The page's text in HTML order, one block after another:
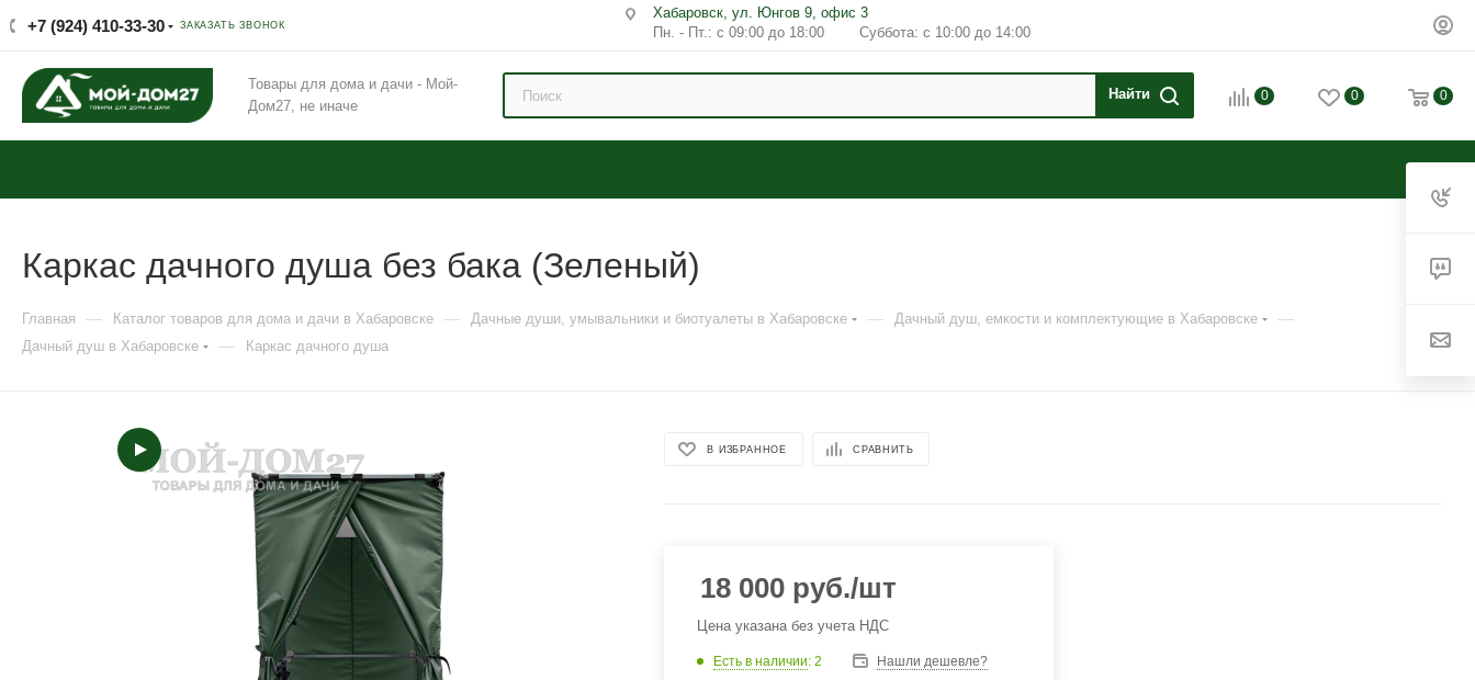
+7 (924) 410-33-30 ЗАКАЗАТЬ ЗВОНОК
Хабаровск, ул. Юнгов 9, офис 3
Пн. - Пт.: с 09:00 до 18:00 Суббота: с 10:00 до 14:00
Товары для дома и дачи - Мой-
Дом27, не иначе
0 0 0
Каркас дачного душа без бака (Зеленый)
Главная — Каталог товаров для дома и дачи в Хабаровске — Дачные души, умывальники и биотуалеты в Хабаровске — Дачный душ, емкости и комплектующие в Хабаровске —
Дачный душ в Хабаровске — Каркас дачного душа
В ИЗБРАННОЕ СРАВНИТЬ
18 000 руб./шт
Цена указана без учета НДС
Есть в наличии: 2 Нашли дешевле?